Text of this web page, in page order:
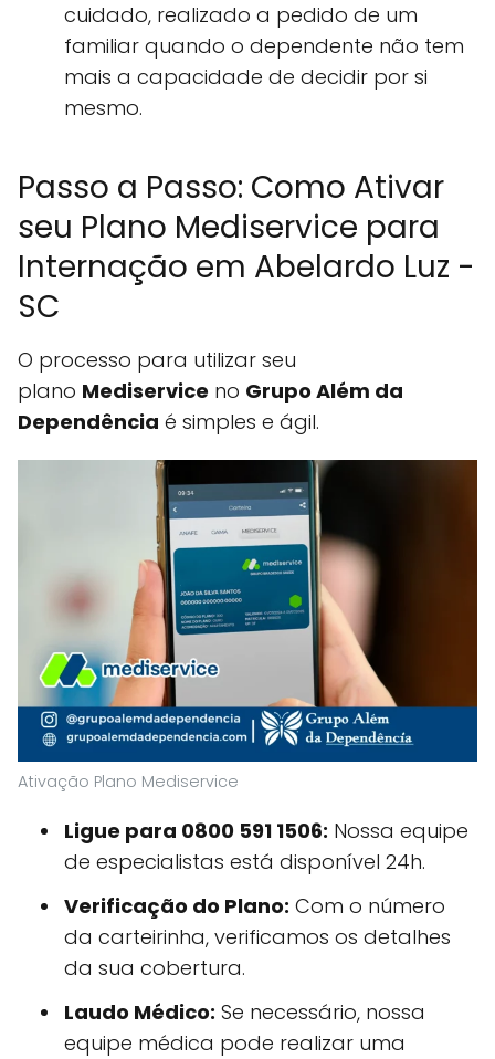
cuidado, realizado a pedido de um
familiar quando o dependente não tem
mais a capacidade de decidir por si
mesmo.
Passo a Passo: Como Ativar
seu Plano Mediservice para
Internação em Abelardo Luz -
SC
O processo para utilizar seu
plano Mediservice no Grupo Além da
Dependência é simples e ágil.
Ativação Plano Mediservice
Ligue para 0800 591 1506: Nossa equipe
de especialistas está disponível 24h.
Verificação do Plano: Com o número
da carteirinha, verificamos os detalhes
da sua cobertura.
Laudo Médico: Se necessário, nossa
equipe médica pode realizar uma